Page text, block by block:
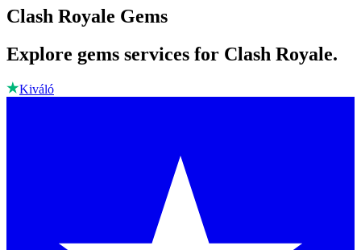
Clash Royale Gems
Explore gems services for Clash Royale.
Kiváló